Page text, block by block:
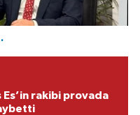
Es’in rakibi provada